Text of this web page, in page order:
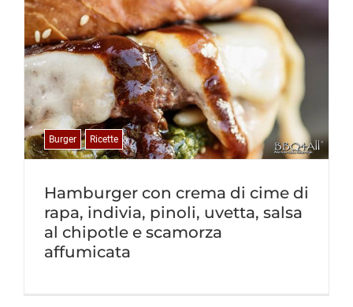
Hamburger con crema di cime di
rapa, indivia, pinoli, uvetta, salsa
al chipotle e scamorza
affumicata
Burger Ricette